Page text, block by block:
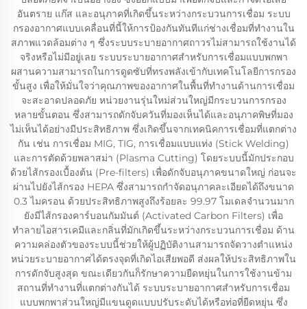
อันตราย แก๊ส และอนุภาคที่เกิดขึ้นระหว่างกระบวนการเชื่อม ระบบ
กรองอากาศแบบเคลื่อนที่นี้ให้การป้องกันทันทีแก่ช่างเชื่อมที่ทำงานใน
สภาพแวดล้อมต่าง ๆ ซึ่งระบบระบายอากาศถาวรไม่สามารถใช้งานได้
จริงหรือไม่มีอยู่เลย ระบบระบายอากาศสำหรับการเชื่อมแบบพกพา
ผสานความสามารถในการดูดซับที่ทรงพลังเข้ากับเทคโนโลยีการกรอง
ขั้นสูง เพื่อให้มั่นใจว่าคุณภาพของอากาศในพื้นที่ทำงานด้านการเชื่อม
จะสะอาดปลอดภัย หน่วยงานรุ่นใหม่ส่วนใหญ่มีกระบวนการกรอง
หลายขั้นตอน ซึ่งสามารถดักจับควันที่มองเห็นได้และอนุภาคพิษที่มอง
ไม่เห็นได้อย่างมีประสิทธิภาพ ซึ่งเกิดขึ้นจากเทคนิคการเชื่อมที่แตกต่าง
กัน เช่น การเชื่อม MIG, TIG, การเชื่อมแบบแท่ง (Stick Welding)
และการตัดด้วยพลาสม่า (Plasma Cutting) โดยระบบนี้มักประกอบ
ด้วยไส้กรองเบื้องต้น (Pre-filters) เพื่อดักจับอนุภาคขนาดใหญ่ ก่อนจะ
ผ่านไปยังไส้กรอง HEPA ซึ่งสามารถกำจัดอนุภาคละเอียดได้ถึงขนาด
0.3 ไมครอน ด้วยประสิทธิภาพสูงถึงร้อยละ 99.97 โมเดลจำนวนมาก
ยังมีไส้กรองคาร์บอนกัมมันต์ (Activated Carbon Filters) เพื่อ
ทำลายไอสารเคมีและกลิ่นที่มักเกิดขึ้นระหว่างกระบวนการเชื่อม ด้าน
ความคล่องตัวของระบบนี้ช่วยให้ผู้ปฏิบัติงานสามารถจัดวางตำแหน่ง
หน่วยระบายอากาศได้ตรงจุดที่เกิดไอเสียพอดี ส่งผลให้ประสิทธิภาพใน
การดักจับสูงสุด ขณะเดียวกันก็รักษาความยืดหยุ่นในการใช้งานข้าม
สถานที่ทำงานที่แตกต่างกันได้ ระบบระบายอากาศสำหรับการเชื่อม
แบบพกพาส่วนใหญ่มีแขนดูดแบบปรับระดับได้หรือท่อที่ยืดหยุ่น ซึ่ง